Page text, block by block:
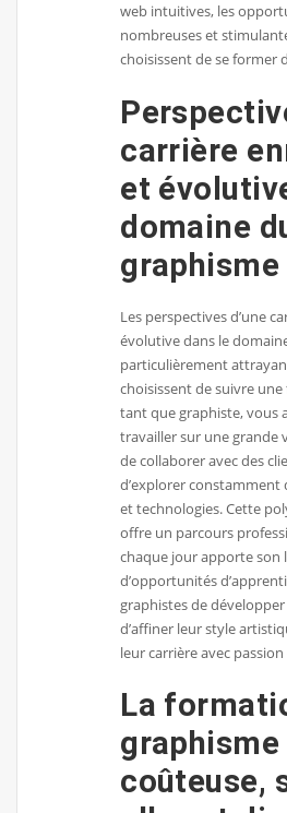
web intuitives, les
nombreuses et
choisissent de se former
carrière
et
domaine
graphisme
Les perspectives d’une
évolutive dans le
particulièrement
choisissent de suivre
tant que graphiste, vous
travailler sur une grande
de collaborer avec des
d’explorer constamment
et technologies. Cette
offre un parcours
chaque jour apporte son
d’opportunités
graphistes de
d’affiner leur style
leur carrière avec
La
coûteuse,